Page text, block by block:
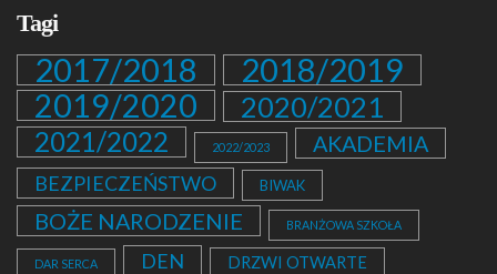
Tagi
2017/2018 2018/2019
2019/2020 2020/2021
2021/2022 2022/2023 AKADEMIA
BEZPIECZEŃSTWO BIWAK
BOŻE NARODZENIE BRANŻOWA SZKOŁA
DAR SERCA DEN DRZWI OTWARTE